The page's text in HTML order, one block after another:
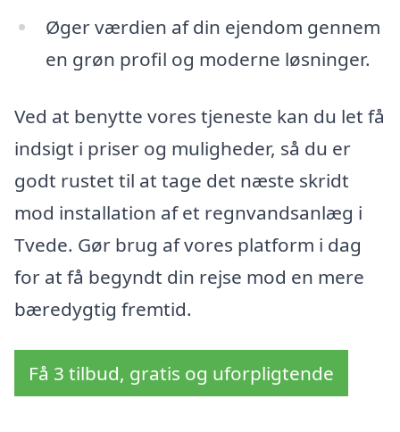
Øger værdien af din ejendom gennem
en grøn profil og moderne løsninger.
Ved at benytte vores tjeneste kan du let få
indsigt i priser og muligheder, så du er
godt rustet til at tage det næste skridt
mod installation af et regnvandsanlæg i
Tvede. Gør brug af vores platform i dag
for at få begyndt din rejse mod en mere
bæredygtig fremtid.
Få 3 tilbud, gratis og uforpligtende